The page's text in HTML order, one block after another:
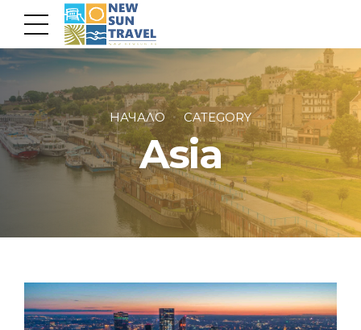
НАЧАЛО CATEGORY
Asia